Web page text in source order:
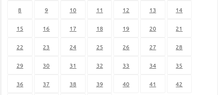
8 9 10 11 12 13 14
15 16 17 18 19 20 21
22 23 24 25 26 27 28
29 30 31 32 33 34 35
36 37 38 39 40 41 42